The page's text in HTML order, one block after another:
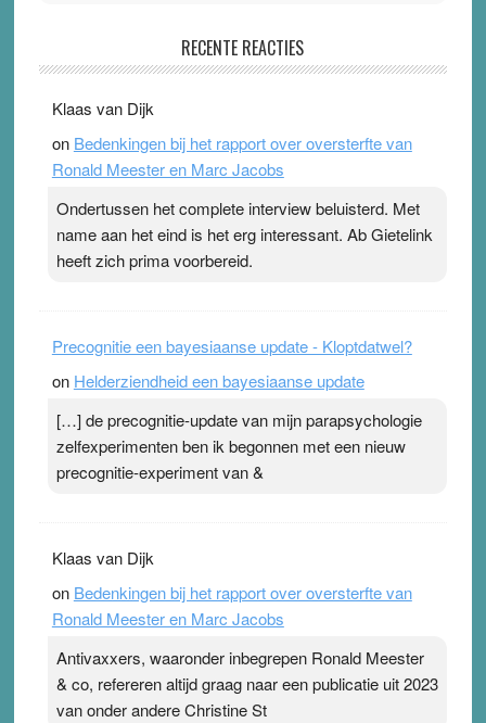
Ward van Beek
topsporters. Ze hopen ermee hun hartslag te verlagen
terwijl ze meer zuurstof opnemen. Daarop heeft zo’n
pleister geen effect. Maar het gevoel ‘makkelijker te
Pleisterplakkers in de topspsort ›[...]
RECENTE REACTIES
Klaas van Dijk
on Bedenkingen bij het rapport over oversterfte van
Ronald Meester en Marc Jacobs
Ondertussen het complete interview beluisterd. Met
name aan het eind is het erg interessant. Ab Gietelink
heeft zich prima voorbereid.
Precognitie een bayesiaanse update - Kloptdatwel?
on Helderziendheid een bayesiaanse update
[…] de precognitie-update van mijn parapsychologie
zelfexperimenten ben ik begonnen met een nieuw
precognitie-experiment van &
Klaas van Dijk
on Bedenkingen bij het rapport over oversterfte van
Ronald Meester en Marc Jacobs
Antivaxxers, waaronder inbegrepen Ronald Meester
& co, refereren altijd graag naar een publicatie uit 2023
van onder andere Christine St